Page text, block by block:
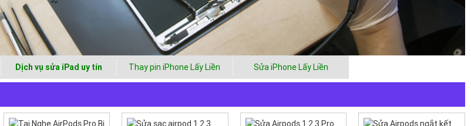
Dịch vụ sửa iPad uy tín Thay pin iPhone Lấy Liền Sửa iPhone Lấy Liền